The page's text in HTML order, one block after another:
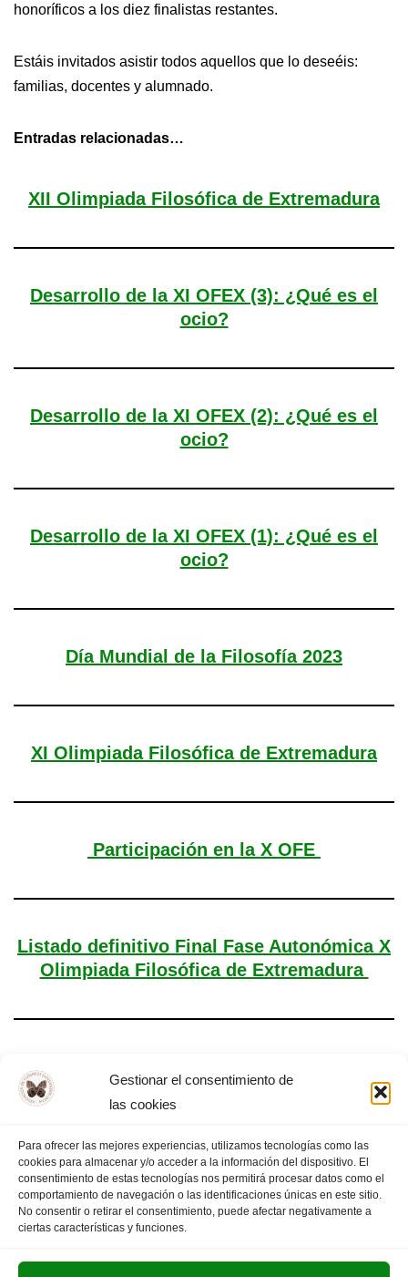
Gestionar el consentimiento de
las cookies
Para ofrecer las mejores experiencias, utilizamos tecnologías como las
cookies para almacenar y/o acceder a la información del dispositivo. El
consentimiento de estas tecnologías nos permitirá procesar datos como el
comportamiento de navegación o las identificaciones únicas en este sitio.
No consentir o retirar el consentimiento, puede afectar negativamente a
ciertas características y funciones.
honoríficos a los diez finalistas restantes.
Estáis invitados asistir todos aquellos que lo deseéis:
familias, docentes y alumnado.
Entradas relacionadas…
XII Olimpiada Filosófica de Extremadura
Desarrollo de la XI OFEX (3): ¿Qué es el
ocio?
Desarrollo de la XI OFEX (2): ¿Qué es el
ocio?
Desarrollo de la XI OFEX (1): ¿Qué es el
ocio?
Día Mundial de la Filosofía 2023
XI Olimpiada Filosófica de Extremadura
Participación en la X OFE
Listado definitivo Final Fase Autonómica X
Olimpiada Filosófica de Extremadura
« PÁGINA
ANTERIOR
1 2 3 4 5 …
13
PÁGINA
SIGUIENTE »